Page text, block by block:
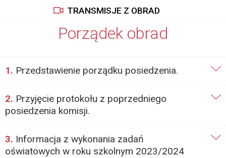
TRANSMISJE Z OBRAD
Porządek obrad
1. Przedstawienie porządku posiedzenia.
2. Przyjęcie protokołu z poprzedniego
posiedzenia komisji.
3. Informacja z wykonania zadań
oświatowych w roku szkolnym 2023/2024